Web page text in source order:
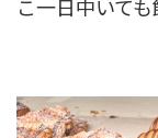
こ一日中いて